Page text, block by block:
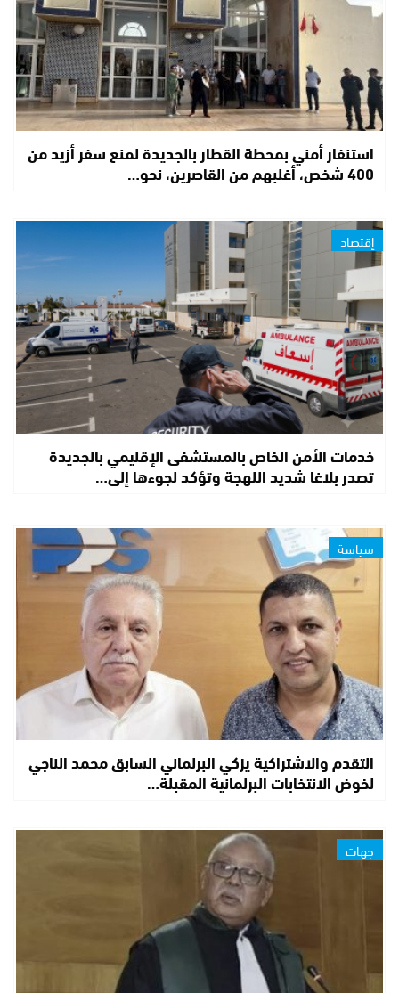
استنفار أمني بمحطة القطار بالجديدة لمنع سفر أزيد من
400 شخص، أغلبهم من القاصرين، نحو…
إقتصاد
خدمات الأمن الخاص بالمستشفى الإقليمي بالجديدة
تصدر بلاغا شديد اللهجة وتؤكد لجوءها إلى…
سياسة
التقدم والاشتراكية يزكي البرلماني السابق محمد الناجي
لخوض الانتخابات البرلمانية المقبلة…
جهات